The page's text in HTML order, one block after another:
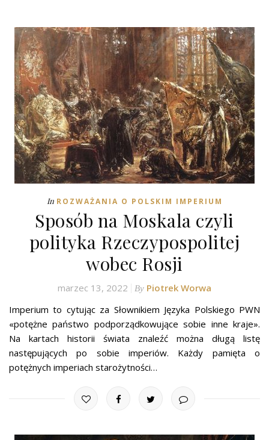
In ROZWAŻANIA O POLSKIM IMPERIUM
Sposób na Moskala czyli
polityka Rzeczypospolitej
wobec Rosji
marzec 13, 2022 By Piotrek Worwa
Imperium to cytując za Słownikiem Języka Polskiego PWN
«potężne państwo podporządkowujące sobie inne kraje».
Na kartach historii świata znaleźć można długą listę
następujących po sobie imperiów. Każdy pamięta o
potężnych imperiach starożytności…